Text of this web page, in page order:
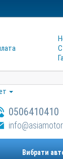
0506410410
Вибрати